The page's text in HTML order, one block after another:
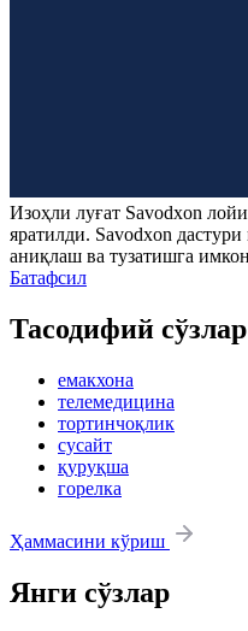
Изоҳли луғат Savodxon
яратилди. Savodxon
аниқлаш ва тузатишга
Батафсил
Тасодифий сўзлар
емакхона
телемедицина
тортинчоқлик
сусайт
қуруқша
горелка
Ҳаммасини кўриш
Янги сўзлар